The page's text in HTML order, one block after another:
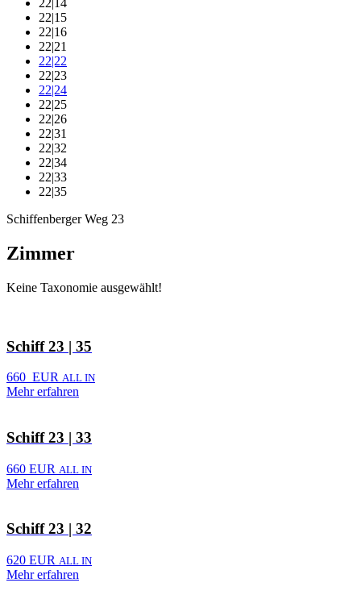
22|14
22|15
22|16
22|21
22|22
22|23
22|24
22|25
22|26
22|31
22|32
22|34
22|33
22|35
Schiffenberger Weg 23
Zimmer
Keine Taxonomie ausgewählt!
Schiff 23 | 35
660 EUR ALL IN
Mehr erfahren
Schiff 23 | 33
660 EUR ALL IN
Mehr erfahren
Schiff 23 | 32
620 EUR ALL IN
Mehr erfahren